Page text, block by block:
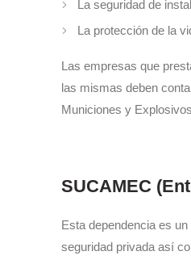
La seguridad de
La protección de la
Las empresas que
las mismas deben
Municiones y
SUCAMEC
Esta dependencia es
seguridad privada así